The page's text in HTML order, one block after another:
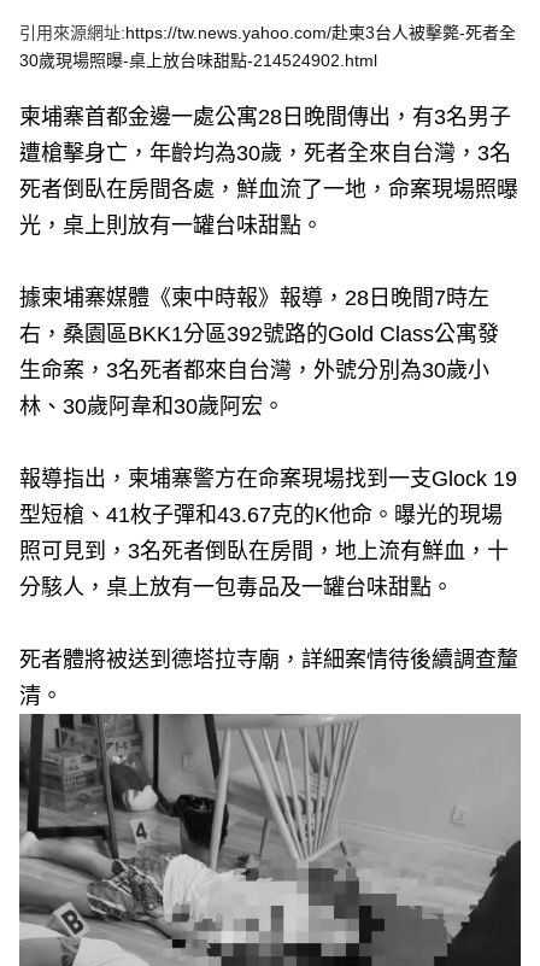
引用來源網址:https://tw.news.yahoo.com/赴柬3台人被擊斃-死者全
30歲現場照曝-桌上放台味甜點-214524902.html
柬埔寨首都金邊一處公寓28日晚間傳出，有3名男子
遭槍擊身亡，年齡均為30歲，死者全來自台灣，3名
死者倒臥在房間各處，鮮血流了一地，命案現場照曝
光，桌上則放有一罐台味甜點。
據柬埔寨媒體《柬中時報》報導，28日晚間7時左
右，桑園區BKK1分區392號路的Gold Class公寓發
生命案，3名死者都來自台灣，外號分別為30歲小
林、30歲阿韋和30歲阿宏。
報導指出，柬埔寨警方在命案現場找到一支Glock 19
型短槍、41枚子彈和43.67克的K他命。曝光的現場
照可見到，3名死者倒臥在房間，地上流有鮮血，十
分駭人，桌上放有一包毒品及一罐台味甜點。
死者體將被送到德塔拉寺廟，詳細案情待後續調查釐
清。